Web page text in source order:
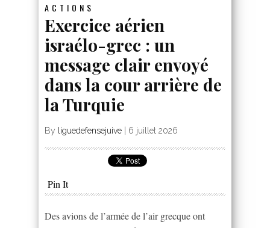
ACTIONS
Exercice aérien
israélo-grec : un
message clair envoyé
dans la cour arrière de
la Turquie
By liguedefensejuive 6 juillet 2026
Pin It
Des avions de l’armée de l’air grecque ont